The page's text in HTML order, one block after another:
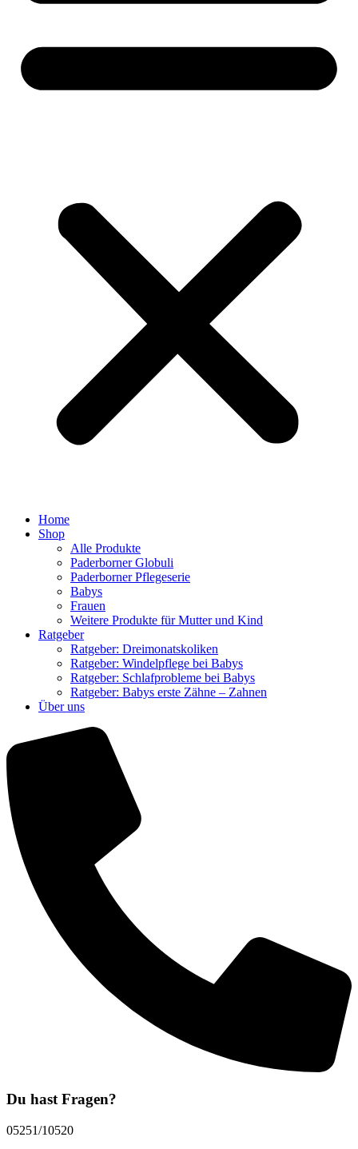
Home
Shop
Alle Produkte
Paderborner Globuli
Paderborner Pflegeserie
Babys
Frauen
Weitere Produkte für Mutter und Kind
Ratgeber
Ratgeber: Dreimonatskoliken
Ratgeber: Windelpflege bei Babys
Ratgeber: Schlafprobleme bei Babys
Ratgeber: Babys erste Zähne – Zahnen
Über uns
Du hast Fragen?
05251/10520